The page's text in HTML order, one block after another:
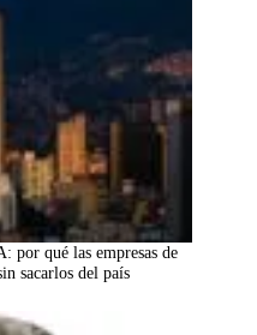
por qué las empresas de
sacarlos del país